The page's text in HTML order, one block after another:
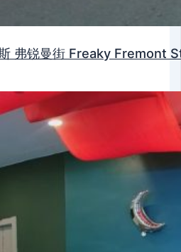
弗锐曼街 Freaky Fremont